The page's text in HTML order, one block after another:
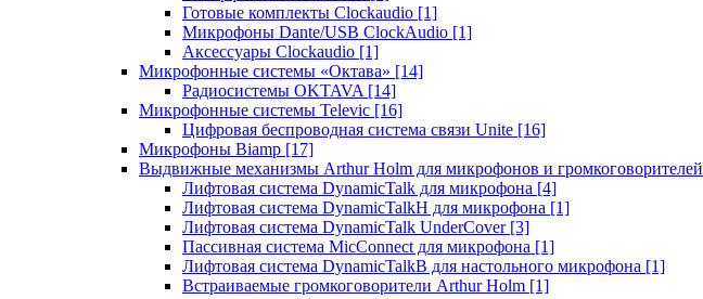
Готовые комплекты Clockaudio [1]
Микрофоны Dante/USB ClockAudio [1]
Аксессуары Clockaudio [1]
Микрофонные системы «Октава» [14]
Радиосистемы OKTAVA [14]
Микрофонные системы Televic [16]
Цифровая беспроводная система связи Unite [16]
Микрофоны Biamp [17]
Выдвижные механизмы Arthur Holm для микрофонов и громкоговорителей
Лифтовая система DynamicTalk для микрофона [4]
Лифтовая система DynamicTalkH для микрофона [1]
Лифтовая система DynamicTalk UnderCover [3]
Пассивная система MicConnect для микрофона [1]
Лифтовая система DynamicTalkB для настольного микрофона [1]
Встраиваемые громкоговорители Arthur Holm [1]